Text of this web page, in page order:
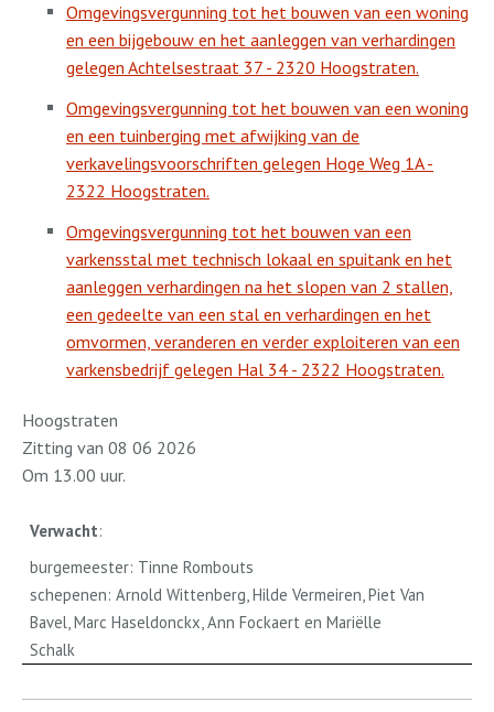
Omgevingsvergunning tot het bouwen van een woning
en een bijgebouw en het aanleggen van verhardingen
gelegen Achtelsestraat 37 - 2320 Hoogstraten.
Omgevingsvergunning tot het bouwen van een woning
en een tuinberging met afwijking van de
verkavelingsvoorschriften gelegen Hoge Weg 1A -
2322 Hoogstraten.
Omgevingsvergunning tot het bouwen van een
varkensstal met technisch lokaal en spuitank en het
aanleggen verhardingen na het slopen van 2 stallen,
een gedeelte van een stal en verhardingen en het
omvormen, veranderen en verder exploiteren van een
varkensbedrijf gelegen Hal 34 - 2322 Hoogstraten.
Hoogstraten
Zitting van 08 06 2026
Om 13.00 uur.
Verwacht:
burgemeester: Tinne Rombouts
schepenen: Arnold Wittenberg, Hilde Vermeiren, Piet Van
Bavel, Marc Haseldonckx, Ann Fockaert en Mariëlle
Schalk